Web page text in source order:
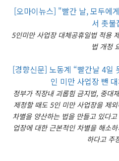
[오마이뉴스] "빨간 날, 모두에
서 촛불
5인미만 사업장 대체공휴일법 적용
법 개정
[경향신문] 노동계 “빨간날 4
인 미만 사업장 뺀
정부가 직장내 괴롭힘 금지법, 중대
제정할 때도 5인 미만 사업장을 제
차별을 양산하는 법을 만들고 있다
업장에 대한 근본적인 차별을 해소
하다고 주